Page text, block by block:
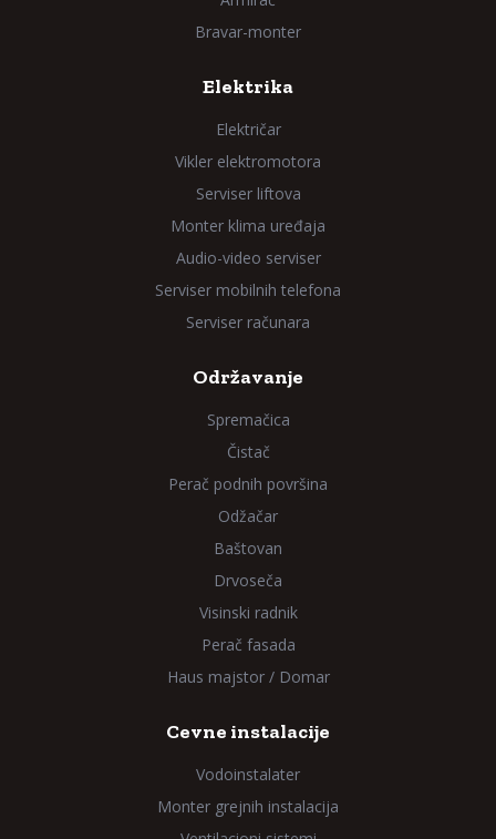
Bravar-monter
Elektrika
Električar
Vikler elektromotora
Serviser liftova
Monter klima uređaja
Audio-video serviser
Serviser mobilnih telefona
Serviser računara
Održavanje
Spremačica
Čistač
Perač podnih površina
Odžačar
Baštovan
Drvoseča
Visinski radnik
Perač fasada
Haus majstor / Domar
Cevne instalacije
Vodoinstalater
Monter grejnih instalacija